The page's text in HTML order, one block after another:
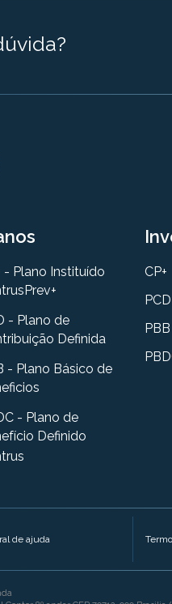
- Plano Instituído
- Plano de
Definida
- Plano Básico de
- Plano de
Definido
CP+
PCD
PBB
de ajuda